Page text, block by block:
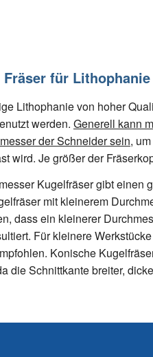
für Lithophanie
Lithophanie von hoher
werden. Generell kann
der Schneider sein,
wird. Je größer der
Kugelfräser gibt einen
mit kleinerem
dass ein kleinerer
Für kleinere
Konische
die Schnittkante breiter,